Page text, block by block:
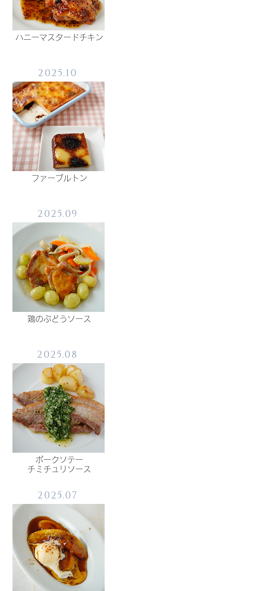
ハニーマスタードチキン
2025.10
ファーブルトン
2025.09
鶏のぶどうソース
2025.08
ポークソテー
​チミチュリソース
2025.07